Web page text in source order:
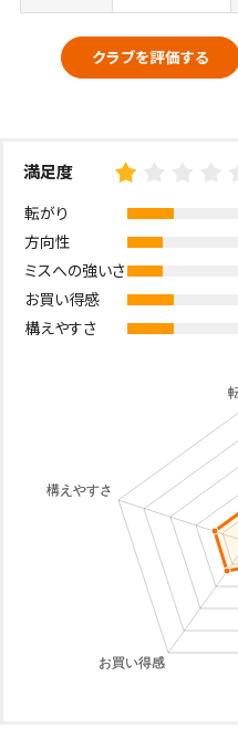
クラブを評価する
満足度
転がり
方向性
ミスへの強いさ
お買い得感
構えやすさ